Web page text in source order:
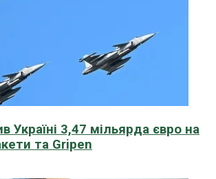
Україні 3,47 мільярда євро на
та Gripen